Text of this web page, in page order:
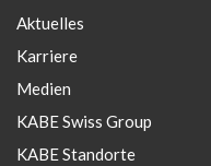
Aktuelles
Karriere
Medien
KABE Swiss Group
KABE Standorte